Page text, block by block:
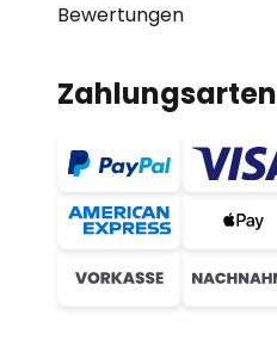
Bewertungen
Zahlungsarten